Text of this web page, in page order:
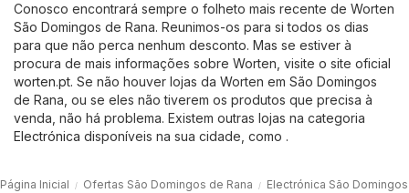
Conosco encontrará sempre o folheto mais recente de Worten
São Domingos de Rana. Reunimos-os para si todos os dias
para que não perca nenhum desconto. Mas se estiver à
procura de mais informações sobre Worten, visite o site oficial
worten.pt. Se não houver lojas da Worten em São Domingos
de Rana, ou se eles não tiverem os produtos que precisa à
venda, não há problema. Existem outras lojas na categoria
Electrónica disponíveis na sua cidade, como .
Página Inicial Ofertas São Domingos de Rana Electrónica São